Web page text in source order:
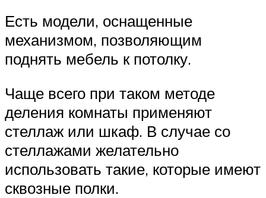
Есть модели, оснащенные
механизмом, позволяющим
поднять мебель к потолку.
Чаще всего при таком методе
деления комнаты применяют
стеллаж или шкаф. В случае со
стеллажами желательно
использовать такие, которые имеют
сквозные полки.